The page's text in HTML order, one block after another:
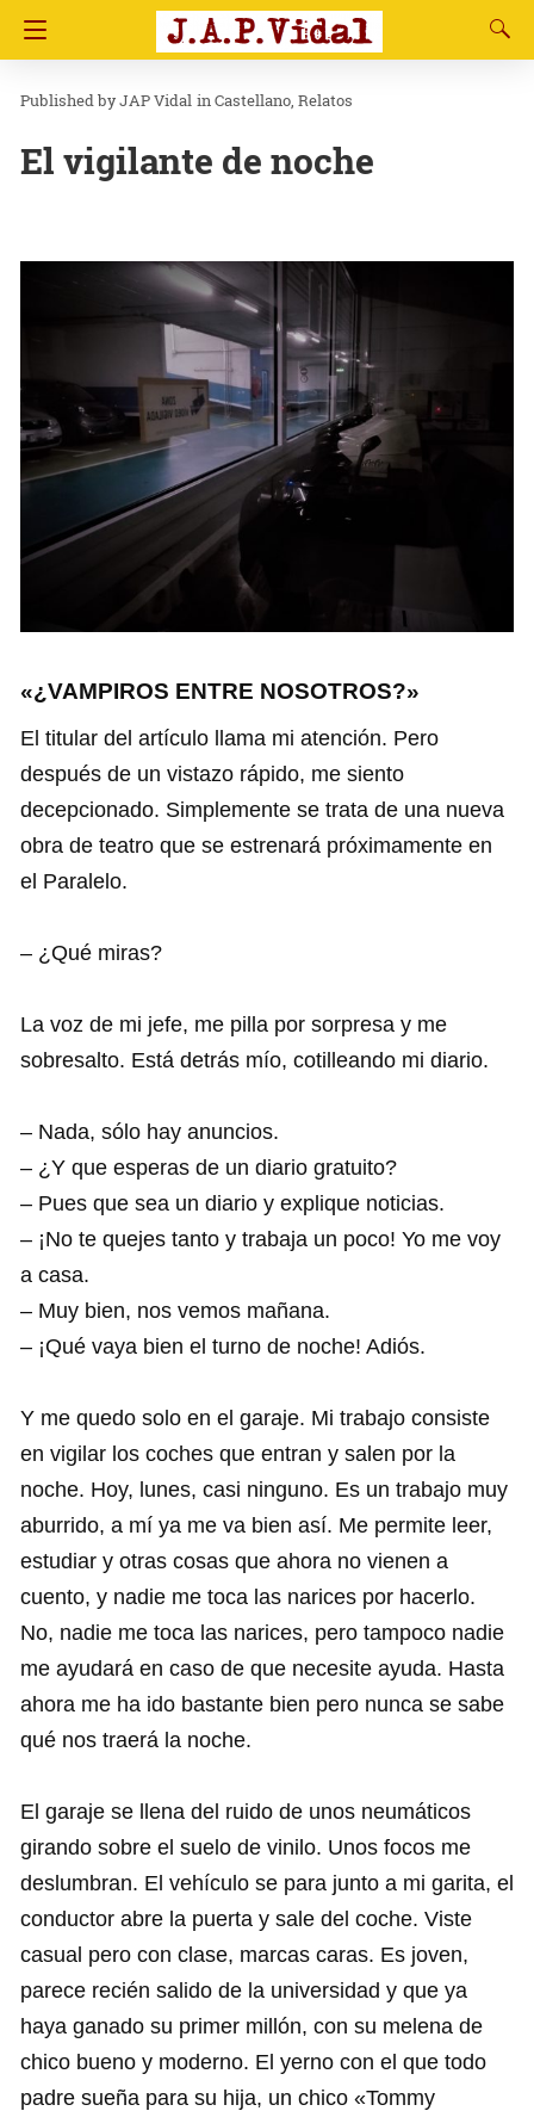
JAP Vidal inCastellano Relatos
El vigilante de noche
«¿VAMPIROS ENTRE NOSOTROS?»
El titular del artículo llama mi atención. Pero
después de un vistazo rápido, me siento
decepcionado. Simplemente se trata de una nueva
obra de teatro que se estrenará próximamente en
el Paralelo.
– ¿Qué miras?
La voz de mi jefe, me pilla por sorpresa y me
sobresalto. Está detrás mío, cotilleando mi diario.
– Nada, sólo hay anuncios.
– ¿Y que esperas de un diario gratuito?
– Pues que sea un diario y explique noticias.
– ¡No te quejes tanto y trabaja un poco! Yo me voy
a casa.
– Muy bien, nos vemos mañana.
– ¡Qué vaya bien el turno de noche! Adiós.
Y me quedo solo en el garaje. Mi trabajo consiste
en vigilar los coches que entran y salen por la
noche. Hoy, lunes, casi ninguno. Es un trabajo muy
aburrido, a mí ya me va bien así. Me permite leer,
estudiar y otras cosas que ahora no vienen a
cuento, y nadie me toca las narices por hacerlo.
No, nadie me toca las narices, pero tampoco nadie
me ayudará en caso de que necesite ayuda. Hasta
ahora me ha ido bastante bien pero nunca se sabe
qué nos traerá la noche.
El garaje se llena del ruido de unos neumáticos
girando sobre el suelo de vinilo. Unos focos me
deslumbran. El vehículo se para junto a mi garita, el
conductor abre la puerta y sale del coche. Viste
casual pero con clase, marcas caras. Es joven,
parece recién salido de la universidad y que ya
haya ganado su primer millón, con su melena de
chico bueno y moderno. El yerno con el que todo
padre sueña para su hija, un chico «Tommy